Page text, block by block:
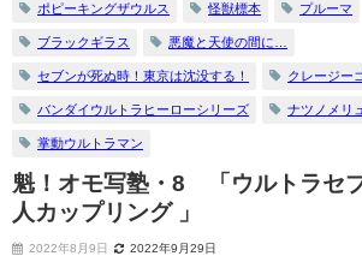
ポピーキングザウルス 怪獣標本 プルーマ
ブラックギラス 悪魔と天使の間に…
セブンが死ぬ時！東京は沈没する！ クレージー
バンダイウルトラヒーローシリーズ ナツノメリ
掌動ウルトラマン
魁！オモ写塾・8 「ウルトラセ
人カップリング 」
2022年8月9日 2022年9月29日